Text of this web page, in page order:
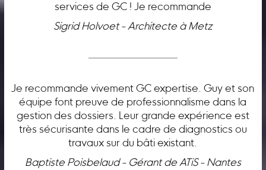
services de GC ! Je recommande
Sigrid Holvoet - Architecte à Metz
Je recommande vivement GC expertise. Guy et son
équipe font preuve de professionnalisme dans la
gestion des dossiers. Leur grande expérience est
très sécurisante dans le cadre de diagnostics ou
travaux sur du bâti existant.
Baptiste Poisbelaud - Gérant de ATiS - Nantes